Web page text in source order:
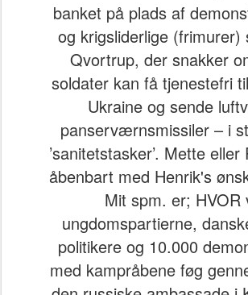
banket på plads af
og krigsliderlige (frimurer)
Qvortrup, der snakker
soldater kan få tjenestefri
Ukraine og sende
panserværnsmissiler – i
’sanitetstasker’. Mette
åbenbart med Henrik's
Mit spm. er; HVOR
ungdomspartierne,
politikere og 10.000
med kampråbene føg